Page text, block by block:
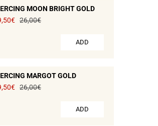
MOON BRIGHT GOLD
26,00€
ADD
MARGOT GOLD
26,00€
ADD